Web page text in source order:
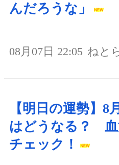
んだろうな」
08月07日 22:05 ねと
【明日の運勢】8
はどうなる？ 血
チェック！